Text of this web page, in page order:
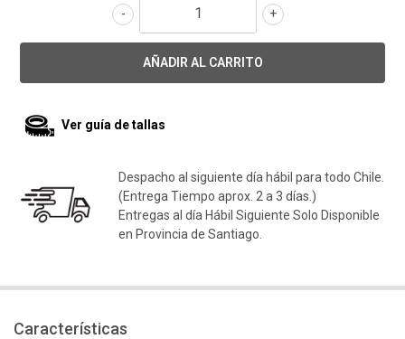
+
-
Ver guía de tallas
Despacho al siguiente día hábil para todo Chile.
(Entrega Tiempo aprox. 2 a 3 días.)
Entregas al día Hábil Siguiente Solo Disponible
en Provincia de Santiago.
Características